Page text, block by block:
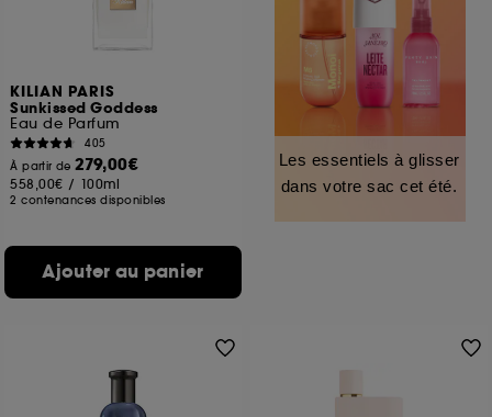
KILIAN PARIS
Sunkissed Goddess
Eau de Parfum
405
À partir de279,00€
558,00€ / 100ml
2 contenances disponibles
Ajouter au panier
Les essentiels à glisser
dans votre sac cet été.